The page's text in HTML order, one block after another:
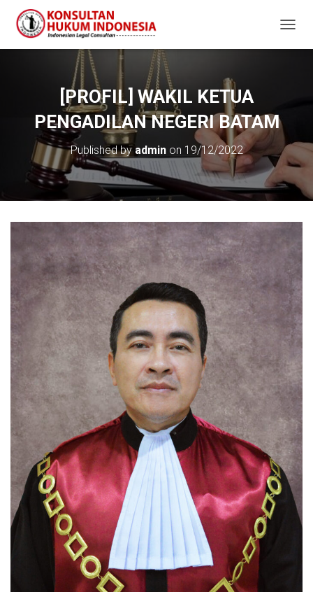
O
V
I
G
A
O
[PROFIL] WAKIL KETUA
PENGADILAN NEGERI BATAM
Published by adminon 19/12/2022